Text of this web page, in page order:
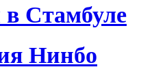
Стамбуле
Нинбо